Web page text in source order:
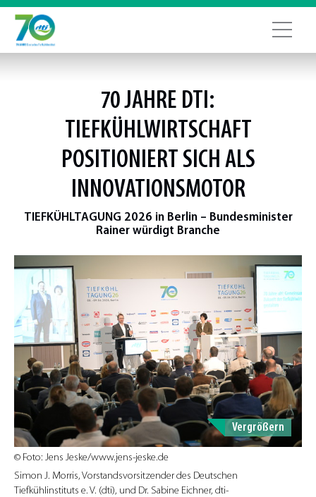
70 JAHRE DTI:
TIEFKÜHLWIRTSCHAFT
POSITIONIERT SICH ALS
INNOVATIONSMOTOR
TIEFKÜHLTAGUNG 2026 in Berlin – Bundesminister
Rainer würdigt Branche
Vergrößern
© Foto: Jens Jeske/www.jens-jeske.de
Simon J. Morris, Vorstandsvorsitzender des Deutschen
Tiefkühlinstituts e. V. (dti), und Dr. Sabine Eichner, dti-